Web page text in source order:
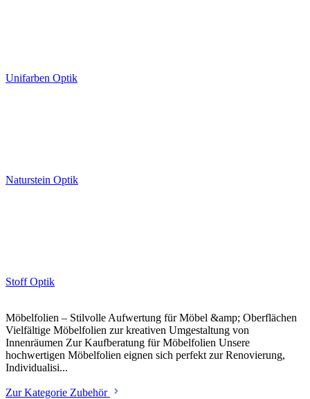
Unifarben Optik
Naturstein Optik
Stoff Optik
Möbelfolien – Stilvolle Aufwertung für Möbel &amp; Oberflächen
Vielfältige Möbelfolien zur kreativen Umgestaltung von
Innenräumen Zur Kaufberatung für Möbelfolien Unsere
hochwertigen Möbelfolien eignen sich perfekt zur Renovierung,
Individualisi...
Zur Kategorie Zubehör